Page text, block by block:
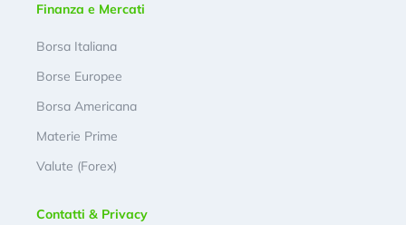
Finanza e Mercati
Borsa Italiana
Borse Europee
Borsa Americana
Materie Prime
Valute (Forex)
Contatti & Privacy